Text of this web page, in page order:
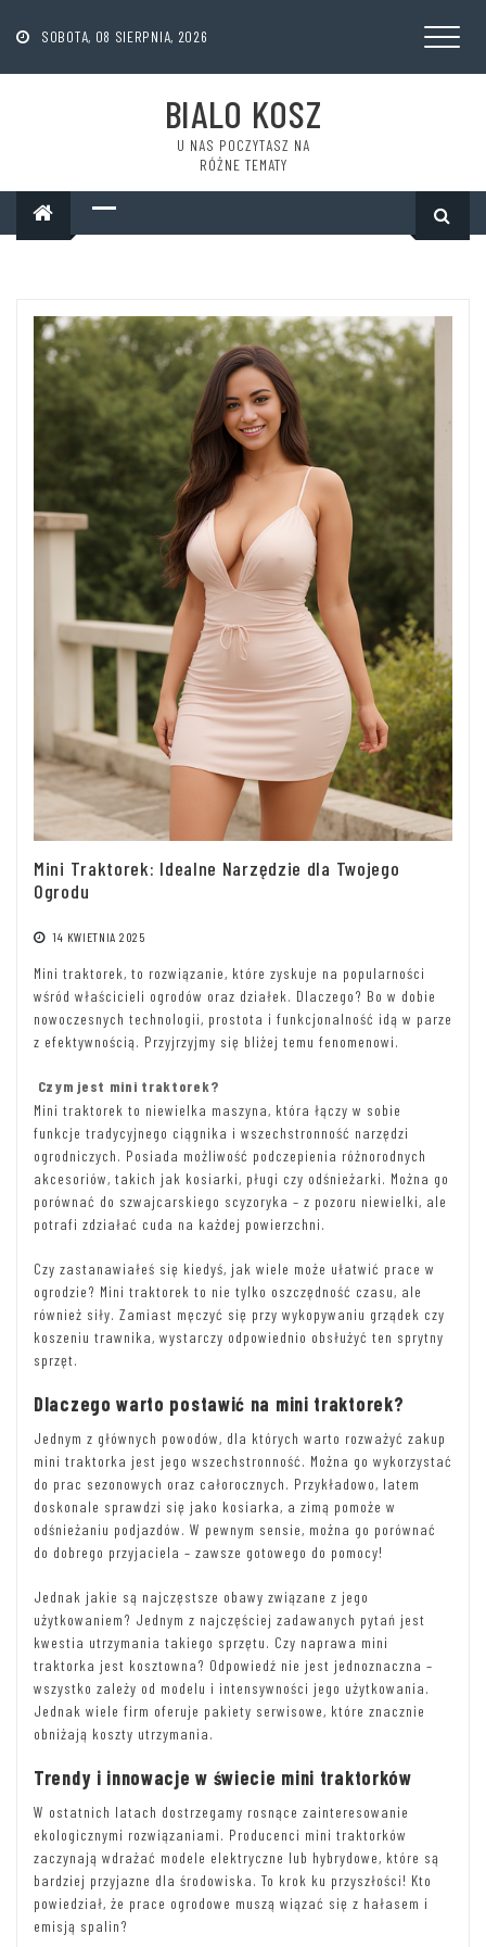
contentSOBOTA, 08 SIERPNIA, 2026
BIALO KOSZ
U NAS POCZYTASZ NA
RÓŻNE TEMATY
Mini Traktorek: Idealne Narzędzie dla Twojego
Ogrodu
14 KWIETNIA 2025
Mini traktorek, to rozwiązanie, które zyskuje na popularności
wśród właścicieli ogrodów oraz działek. Dlaczego? Bo w dobie
nowoczesnych technologii, prostota i funkcjonalność idą w parze
z efektywnością. Przyjrzyjmy się bliżej temu fenomenowi.
Czym jest mini traktorek?
Mini traktorek to niewielka maszyna, która łączy w sobie
funkcje tradycyjnego ciągnika i wszechstronność narzędzi
ogrodniczych. Posiada możliwość podczepienia różnorodnych
akcesoriów, takich jak kosiarki, pługi czy odśnieżarki. Można go
porównać do szwajcarskiego scyzoryka – z pozoru niewielki, ale
potrafi zdziałać cuda na każdej powierzchni.
Czy zastanawiałeś się kiedyś, jak wiele może ułatwić prace w
ogrodzie? Mini traktorek to nie tylko oszczędność czasu, ale
również siły. Zamiast męczyć się przy wykopywaniu grządek czy
koszeniu trawnika, wystarczy odpowiednio obsłużyć ten sprytny
sprzęt.
Dlaczego warto postawić na mini traktorek?
Jednym z głównych powodów, dla których warto rozważyć zakup
mini traktorka jest jego wszechstronność. Można go wykorzystać
do prac sezonowych oraz całorocznych. Przykładowo, latem
doskonale sprawdzi się jako kosiarka, a zimą pomoże w
odśnieżaniu podjazdów. W pewnym sensie, można go porównać
do dobrego przyjaciela – zawsze gotowego do pomocy!
Jednak jakie są najczęstsze obawy związane z jego
użytkowaniem? Jednym z najczęściej zadawanych pytań jest
kwestia utrzymania takiego sprzętu. Czy naprawa mini
traktorka jest kosztowna? Odpowiedź nie jest jednoznaczna –
wszystko zależy od modelu i intensywności jego użytkowania.
Jednak wiele firm oferuje pakiety serwisowe, które znacznie
obniżają koszty utrzymania.
Trendy i innowacje w świecie mini traktorków
W ostatnich latach dostrzegamy rosnące zainteresowanie
ekologicznymi rozwiązaniami. Producenci mini traktorków
zaczynają wdrażać modele elektryczne lub hybrydowe, które są
bardziej przyjazne dla środowiska. To krok ku przyszłości! Kto
powiedział, że prace ogrodowe muszą wiązać się z hałasem i
emisją spalin?